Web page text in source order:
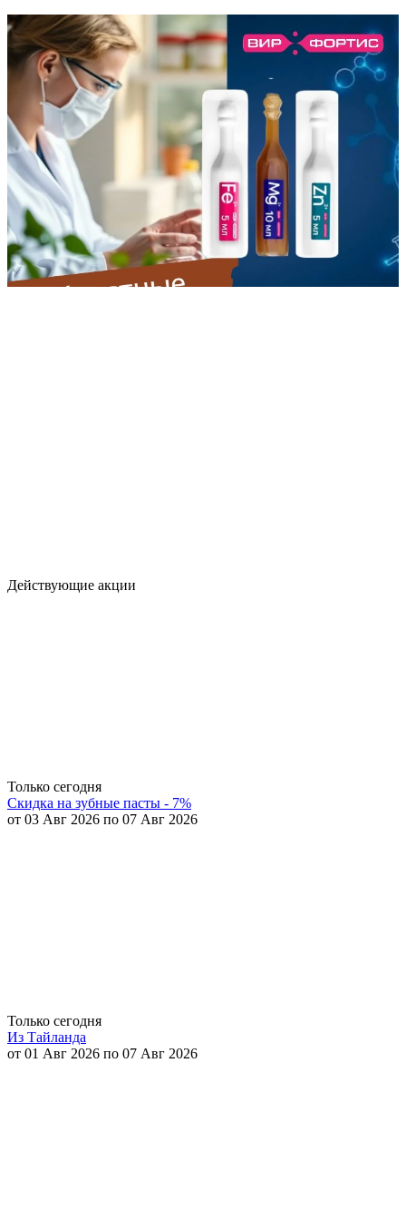
Действующие акции
Только сегодня
Скидка на зубные пасты - 7%
от 03 Авг 2026 по 07 Авг 2026
Только сегодня
Из Тайланда
от 01 Авг 2026 по 07 Авг 2026